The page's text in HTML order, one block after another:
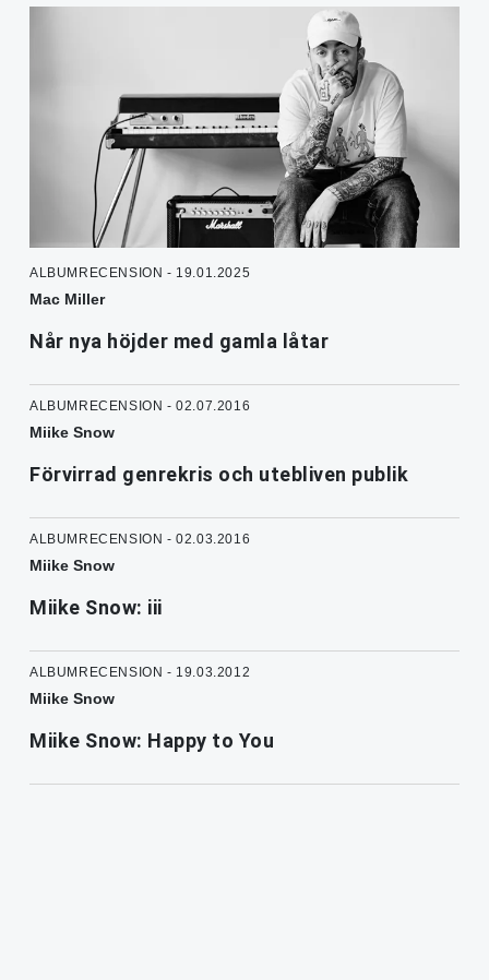
ALBUMRECENSION - 19.01.2025
Mac Miller
Når nya höjder med gamla låtar
ALBUMRECENSION - 02.07.2016
Miike Snow
Förvirrad genrekris och utebliven publik
ALBUMRECENSION - 02.03.2016
Miike Snow
Miike Snow: iii
ALBUMRECENSION - 19.03.2012
Miike Snow
Miike Snow: Happy to You